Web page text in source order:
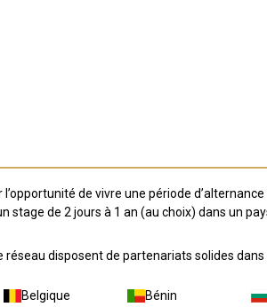
de vivre une période
stage de 2 jours à 1 an (au choix) dans un
disposent de partenariats solides dans
Belgique Bénin